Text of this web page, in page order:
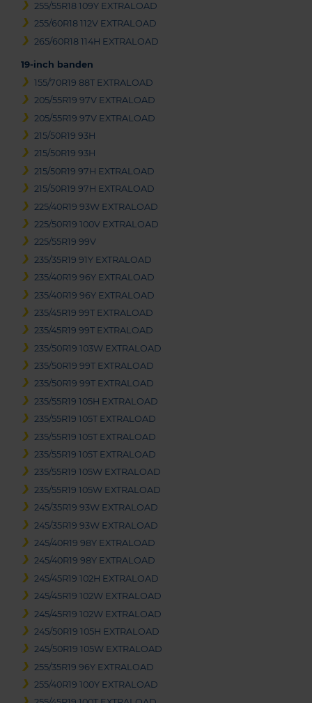
255/55R18 109Y EXTRALOAD
255/60R18 112V EXTRALOAD
265/60R18 114H EXTRALOAD
19-inch banden
155/70R19 88T EXTRALOAD
205/55R19 97V EXTRALOAD
205/55R19 97V EXTRALOAD
215/50R19 93H
215/50R19 93H
215/50R19 97H EXTRALOAD
215/50R19 97H EXTRALOAD
225/40R19 93W EXTRALOAD
225/50R19 100V EXTRALOAD
225/55R19 99V
235/35R19 91Y EXTRALOAD
235/40R19 96Y EXTRALOAD
235/40R19 96Y EXTRALOAD
235/45R19 99T EXTRALOAD
235/45R19 99T EXTRALOAD
235/50R19 103W EXTRALOAD
235/50R19 99T EXTRALOAD
235/50R19 99T EXTRALOAD
235/55R19 105H EXTRALOAD
235/55R19 105T EXTRALOAD
235/55R19 105T EXTRALOAD
235/55R19 105T EXTRALOAD
235/55R19 105W EXTRALOAD
235/55R19 105W EXTRALOAD
245/35R19 93W EXTRALOAD
245/35R19 93W EXTRALOAD
245/40R19 98Y EXTRALOAD
245/40R19 98Y EXTRALOAD
245/45R19 102H EXTRALOAD
245/45R19 102W EXTRALOAD
245/45R19 102W EXTRALOAD
245/50R19 105H EXTRALOAD
245/50R19 105W EXTRALOAD
255/35R19 96Y EXTRALOAD
255/40R19 100Y EXTRALOAD